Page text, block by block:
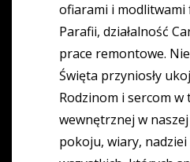
ofiarami i
Parafii, działalność
prace remontowe.
Święta przyniosły
Rodzinom i sercom
wewnętrznej w
pokoju, wiary, nadziei